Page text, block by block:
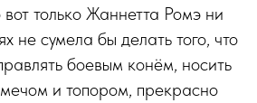
только Жаннетта Ромэ ни
не сумела бы делать того, что
боевым конём, носить
и топором, прекрасно